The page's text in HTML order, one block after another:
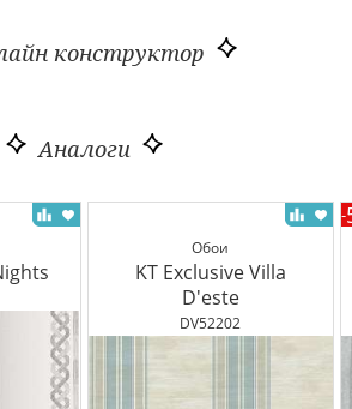
конструктор
Аналоги
Обои
KT Exclusive Villa
D'este
DV52202
-